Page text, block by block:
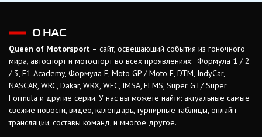
О НАС
Queen of Motorsport – сайт, освещающий события из гоночного
мира, автоспорт и мотоспорт во всех проявлениях: Формула 1 / 2
/ 3, F1 Academy, Формула Е, Moto GP / Moto E, DTM, IndyCar,
NASCAR, WRC, Dakar, WRX, WEC, IMSA, ELMS, Super GT/ Super
Formula и другие серии. У нас вы можете найти: актуальные самые
свежие новости, видео, календарь, турнирные таблицы, онлайн
трансляции, составы команд, и многое другое.